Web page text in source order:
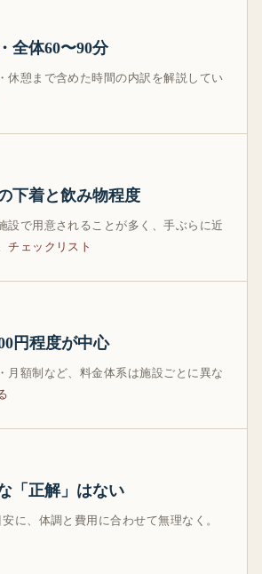
全体60〜90分
休憩まで含めた時間の内訳を解説してい
下着と飲み物程度
設で用意されることが多く、手ぶらに近
チェックリスト
円程度が中心
月額制など、料金体系は施設ごとに異な
「正解」はない
に、体調と費用に合わせて無理なく。